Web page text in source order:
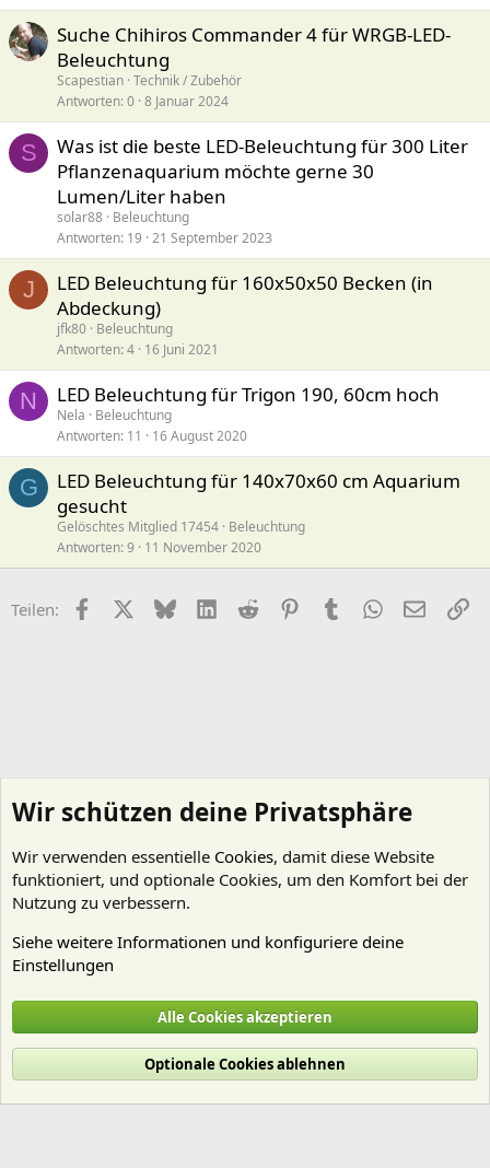
Suche Chihiros Commander 4 für WRGB-LED-
Beleuchtung
Scapestian Technik / Zubehör
Antworten 0 8 Januar 2024
S
Was ist die beste LED-Beleuchtung für 300 Liter
Pflanzenaquarium möchte gerne 30
Lumen/Liter haben
solar88 Beleuchtung
Antworten 19 21 September 2023
J
LED Beleuchtung für 160x50x50 Becken (in
Abdeckung)
jfk80 Beleuchtung
Antworten 4 16 Juni 2021
N LED Beleuchtung für Trigon 190, 60cm hoch
Nela
Beleuchtung
Antworten 11 16 August 2020
G
LED Beleuchtung für 140x70x60 cm Aquarium
gesucht
Gelöschtes Mitglied 17454 Beleuchtung
Antworten 9 11 November 2020
Teilen: FacebookX (Twitter)
BlueskyLinkedIn
Reddit PinterestTumblr WhatsApp
E-Mail
Cookies
Deutsch (Du)
Nutzungsbedingungen
Datenschutz Hilfe und Impressum
R
Wir schützen deine Privatsphäre
Wir verwenden essentielle Cookies, damit diese Website
funktioniert, und optionale Cookies, um den Komfort bei der
Nutzung zu verbessern.
Siehe weitere Informationen und konfiguriere deine
Einstellungen
Alle Cookies akzeptieren
Optionale Cookies ablehnen